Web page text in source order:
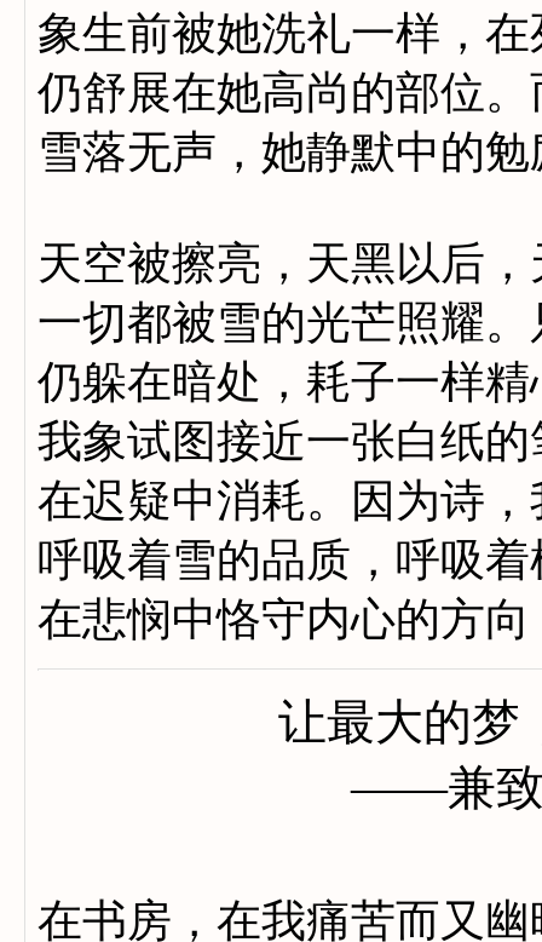
象生前被她洗礼一样，在
仍舒展在她高尚的部位。
雪落无声，她静默中的
天空被擦亮，天黑以后
一切都被雪的光芒照耀
仍躲在暗处，耗子一样
我象试图接近一张白纸
在迟疑中消耗。因为诗
呼吸着雪的品质，呼吸
在悲悯中恪守内心的方向
让最大的梦
——兼致室
在书房，在我痛苦而又